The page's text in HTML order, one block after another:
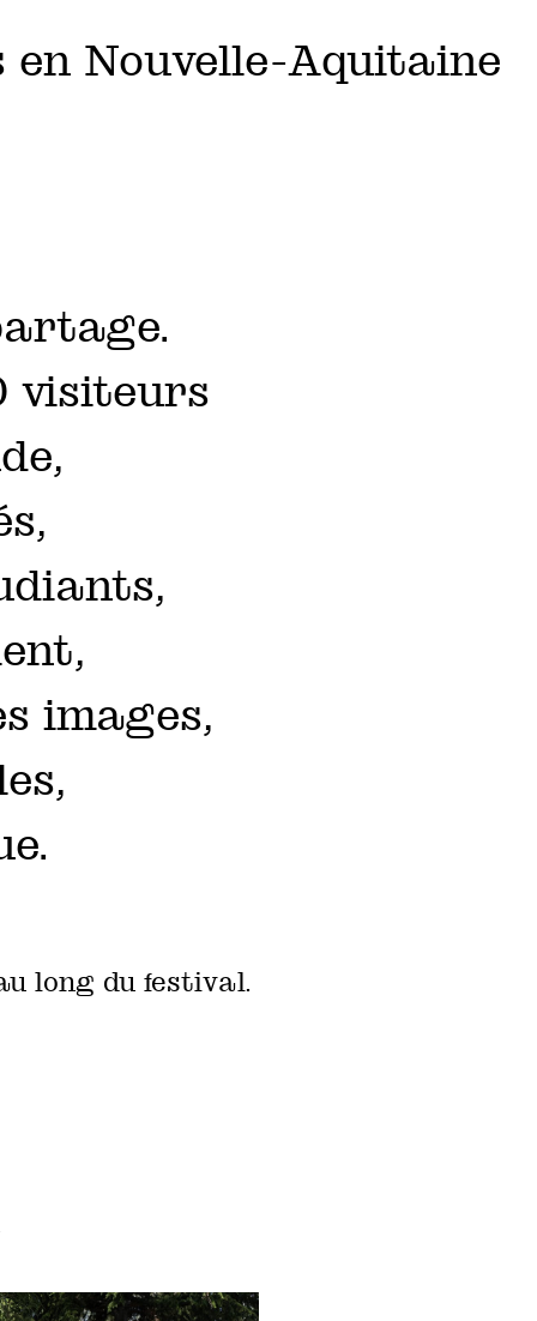
en Nouvelle-Aquitaine
visiteurs
images,
long du festival.